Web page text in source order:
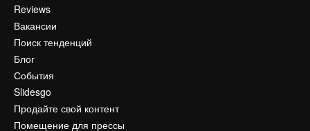
Reviews
Вакансии
Поиск тенденций
Блог
События
Slidesgo
Продайте свой контент
Помещение для прессы